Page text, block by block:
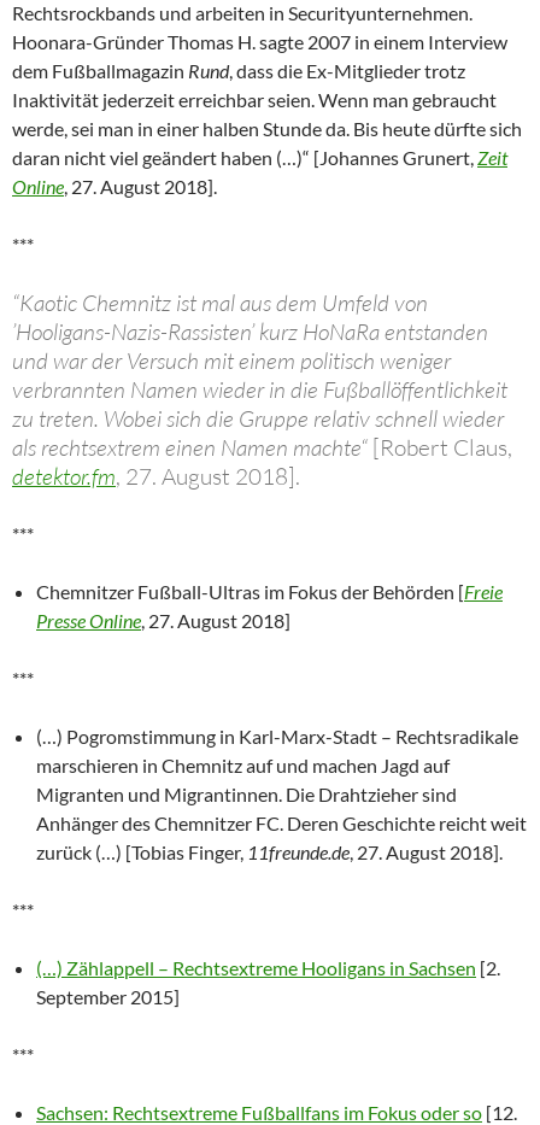
Rechtsrockbands und arbeiten in Securityunternehmen.
Hoonara-Gründer Thomas H. sagte 2007 in einem Interview
dem Fußballmagazin Rund, dass die Ex-Mitglieder trotz
Inaktivität jederzeit erreichbar seien. Wenn man gebraucht
werde, sei man in einer halben Stunde da. Bis heute dürfte sich
daran nicht viel geändert haben (…)“ [Johannes Grunert,Zeit
Online, 27. August 2018].
***
“Kaotic Chemnitz ist mal aus dem Umfeld von
’Hooligans-Nazis-Rassisten’ kurz HoNaRa entstanden
und war der Versuch mit einem politisch weniger
verbrannten Namen wieder in die Fußballöffentlichkeit
zu treten. Wobei sich die Gruppe relativ schnell wieder
als rechtsextrem einen Namen machte“ [Robert Claus,
detektor.fm, 27. August 2018].
***
Chemnitzer Fußball-Ultras im Fokus der Behörden [Freie
Presse Online, 27. August 2018]
***
(…) Pogromstimmung in Karl-Marx-Stadt – Rechtsradikale
marschieren in Chemnitz auf und machen Jagd auf
Migranten und Migrantinnen. Die Drahtzieher sind
Anhänger des Chemnitzer FC. Deren Geschichte reicht weit
zurück (…) [Tobias Finger, 11freunde.de, 27. August 2018].
***
(…) Zählappell – Rechtsextreme Hooligans in Sachsen [2.
September 2015]
***
Sachsen: Rechtsextreme Fußballfans im Fokus oder so [12.